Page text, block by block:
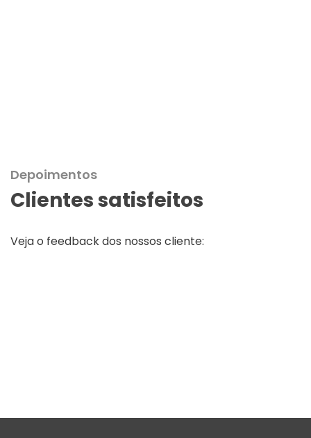
Depoimentos
Clientes satisfeitos
Veja o feedback dos nossos cliente: